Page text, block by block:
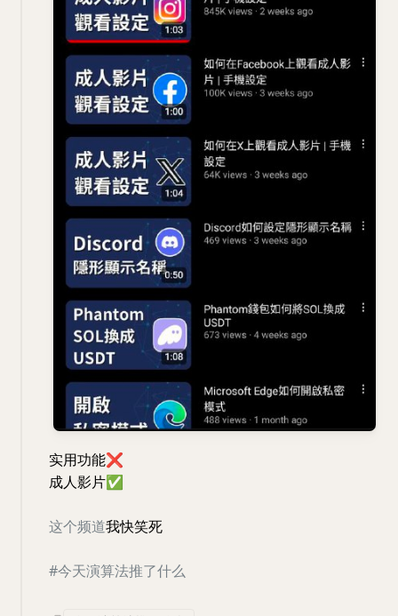
实用功能❌
成人影片✅
这个频道我快笑死
#今天演算法推了什么